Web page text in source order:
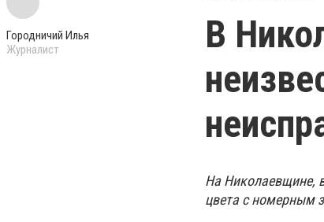
Городничий Илья
Журналист
В
На Николаевщине,
цвета с номерным